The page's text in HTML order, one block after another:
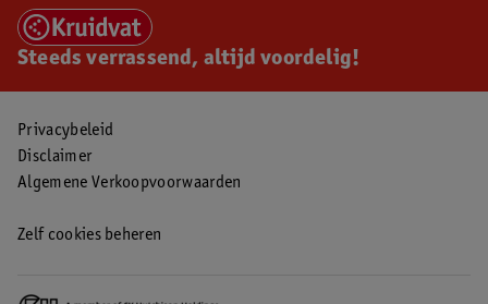
Steeds verrassend, altijd voordelig!
Privacybeleid
Disclaimer
Algemene Verkoopvoorwaarden
Zelf cookies beheren